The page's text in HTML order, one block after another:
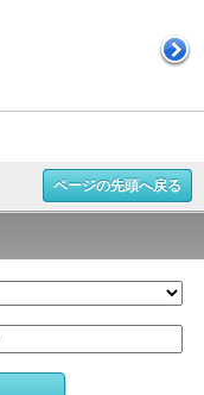
ページの先頭へ戻る